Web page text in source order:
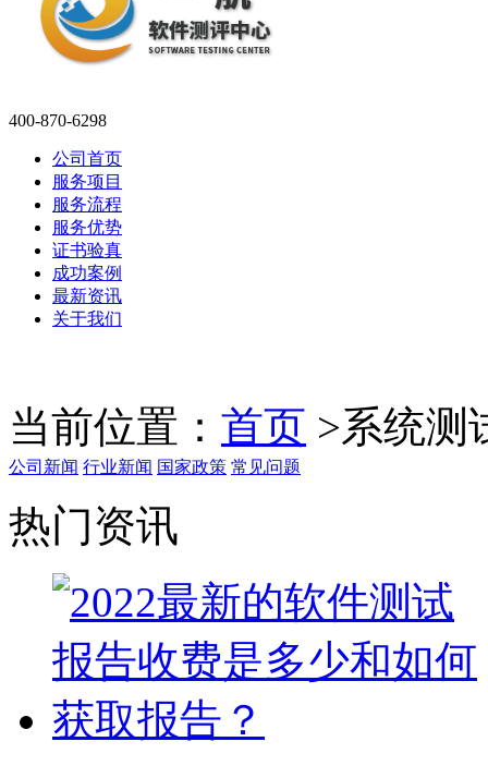
400-870-6298
公司首页
服务项目
服务流程
服务优势
证书验真
成功案例
最新资讯
关于我们
当前位置： 首页 >系统测
公司新闻 行业新闻 国家政策 常见问题
热门资讯